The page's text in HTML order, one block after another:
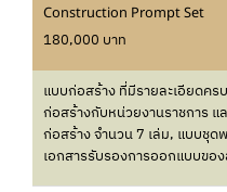
Construction Prompt Set
180,000 บาท
แบบก่อสร้าง ที่มีรายละเอียดค
ก่อสร้างกับหน่วยงานราชการ แ
ก่อสร้าง จำนวน 7 เล่ม, แบบชุด
เอกสารรับรองการออกแบบขอ